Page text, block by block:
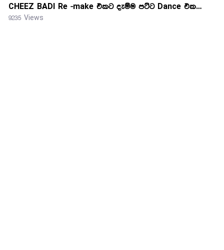
CHEEZ BADI Re -make එකට දැම්ම පට්ට Dance එක…
9235 Views